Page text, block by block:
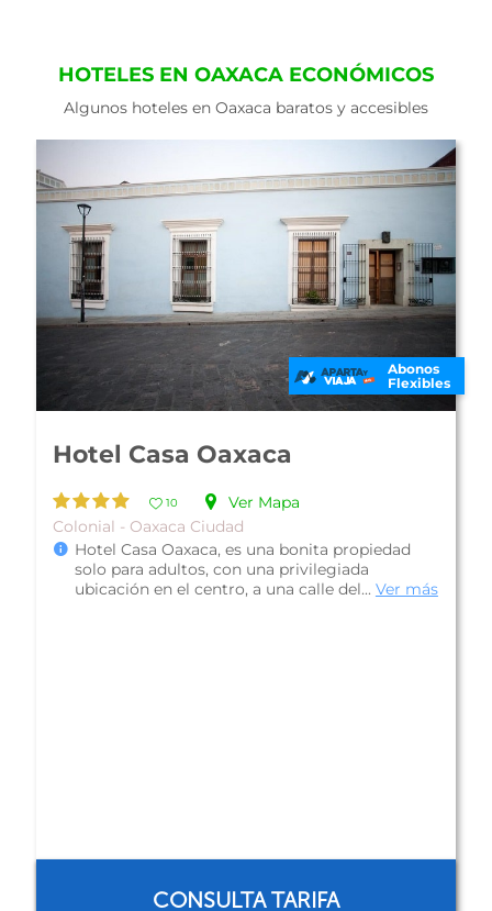
HOTELES EN OAXACA ECONÓMICOS
Algunos hoteles en Oaxaca baratos y accesibles
Abonos
Flexibles
Hotel del Marquesado
10
Ver Mapa
Colonial - Oaxaca Ciudad
Hotel del Marquesado, es una bonita propiedad
colonial localizada a 15 minutos del Zócalo, un
lugar encantador para alojar...Ver más
CONSULTA TARIFA